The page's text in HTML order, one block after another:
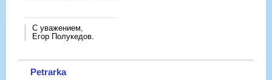
С уважением,
Егор Полукедов.
Petrarka